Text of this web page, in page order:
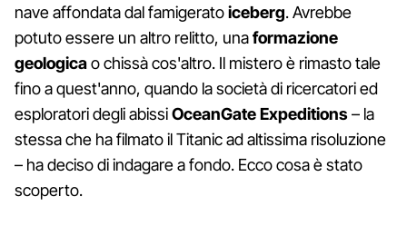
nave affondata dal famigeratoiceberg. Avrebbe
potuto essere un altro relitto, unaformazione
geologicao chissà cos'altro. Il mistero è rimasto tale
fino a quest'anno, quando la società di ricercatori ed
esploratori degli abissiOceanGate Expeditions– la
stessa che ha filmato il Titanic ad altissima risoluzione
– ha deciso di indagare a fondo. Ecco cosa è stato
scoperto.